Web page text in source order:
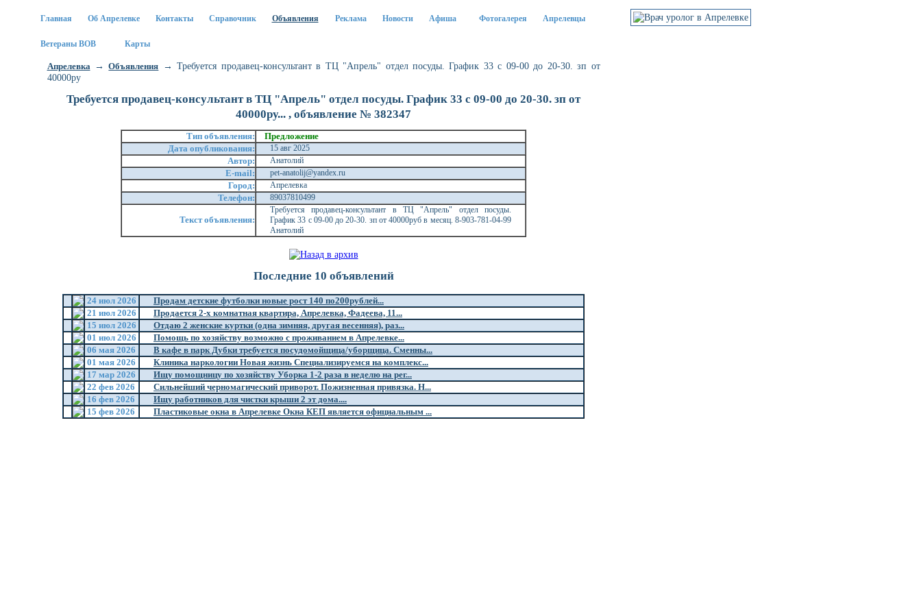
Главная Об Апрелевке Контакты Справочник Объявления Реклама Новости Афиша Фотогалерея Апрелевцы
Ветераны ВОВ Карты
Апрелевка →Oбъявления → Требуется продавец-консультант в ТЦ "Апрель" отдел посуды. График 33 с 09-00 до 20-30. зп от
40000ру
Требуется продавец-консультант в ТЦ "Апрель" отдел посуды. График 33 с 09-00 до 20-30. зп от
40000ру... , объявление № 382347
Тип объявления:
Предложение
Дата опубликования:
15 авг 2025
Автор: Анатолий
E-mail: pet-anatolij@yandex.ru
Город: Апрелевка
Телефон: 89037810499
Текст объявления:
Требуется продавец-консультант в ТЦ "Апрель" отдел посуды.
График 33 с 09-00 до 20-30. зп от 40000руб в месяц. 8-903-781-04-99
Анатолий
Последние 10 объявлений
24 июл 2026
Продам детские футболки новые рост 140 по200рублей...
21 июл 2026
Продается 2-х комнатная квартира, Апрелевка, Фадеева, 11...
15 июл 2026
Отдаю 2 женские куртки (одна зимняя, другая весенняя), раз...
01 июл 2026
Помощь по хозяйству возможно с проживанием в Апрелевке...
06 мая 2026
В кафе в парк Дубки требуется посудомойщица/уборщица. Сменны...
01 мая 2026
Клиника наркологии Новая жизнь Специализируемся на комплекс...
17 мар 2026
Ищу помощницу по хозяйству Уборка 1-2 раза в неделю на рег...
22 фев 2026
Сильнейший черномагический приворот. Пожизненная привязка. Н...
16 фев 2026
Ищу работников для чистки крыши 2 эт дома....
15 фев 2026
Пластиковые окна в Апрелевке Окна КЕП является официальным ...